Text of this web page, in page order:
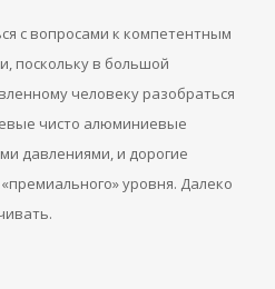
с вопросами к компетентным
поскольку в большой
человеку разобраться
чисто алюминиевые
давлениями, и дорогие
уровня. Далеко